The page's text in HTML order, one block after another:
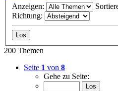
Anzeigen:
Richtung:
200 Themen
Seite 1 von 8
Gehe zu Seite: